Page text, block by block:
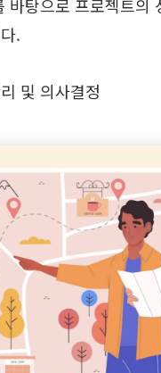
바탕으로 프로젝트의
.
및 의사결정